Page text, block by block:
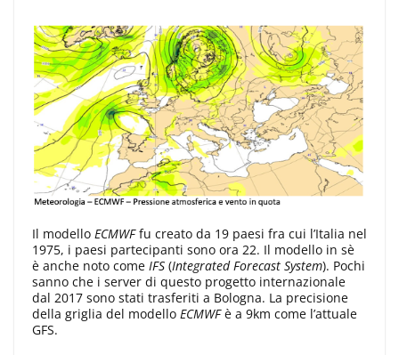
Il modello ECMWFfu creato da 19 paesi fra cui l’Italia nel
1975, i paesi partecipanti sono ora 22. Il modello in sè
è anche noto come IFS (Integrated Forecast System). Pochi
sanno che i server di questo progetto internazionale
dal 2017 sono stati trasferiti a Bologna. La precisione
della griglia del modello ECMWFè a 9km come l’attuale
GFS.